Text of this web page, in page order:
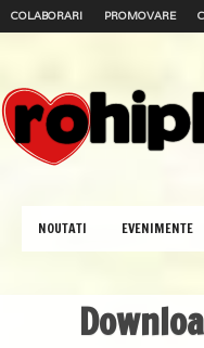
COLABORARI PROMOVARE
NOUTATI EVENIMENTE